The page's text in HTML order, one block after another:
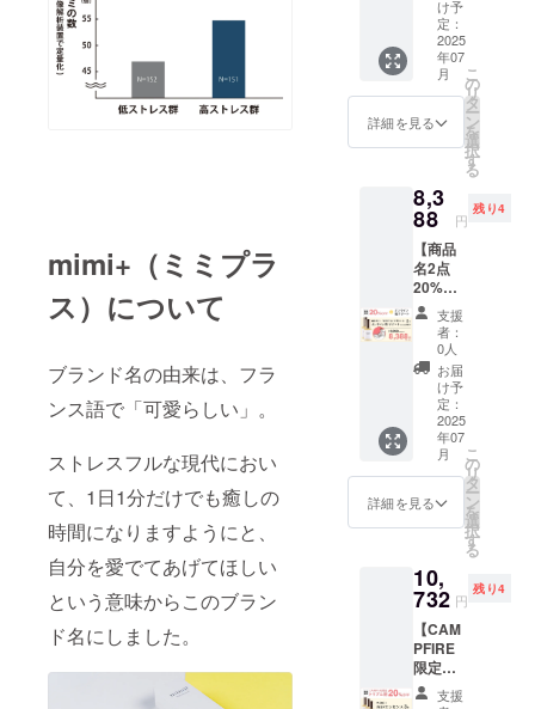
mimi+（ミミプラ
ス）について
ブランド名の由来は、フラ
ンス語で「可愛らしい」。
ストレスフルな現代におい
て、1日1分だけでも癒しの
時間になりますようにと、
自分を愛でてあげてほしい
という意味からこのブラン
ド名にしました。
重ねて
肌が変
わった
けど、
どう
やって
スキン
の？ な
ど、ス
キンケ
ア、美
容につ
いてお
悩みが
ある方
向けの
プラン
です！
※ご支援
後～プ
ロジェ
クト終
に、個
別でブ
ナーと
スケ
ジュー
ルの調
整をし
ていた
だきま
本品2
費税、
送料込
み
け予
定：
2025
年07
月
詳細を見る
こ
の
リ
タ
ー
ン
を
選
択
す
る
8,3
88 円
残り4
【商品
名2点
20%OF
F＋オン
ライン
肌サ
ポート
（Zoom
、30
分）】
現在の
お悩み
や今お
持ちの
スキン
ケアに
て、美
容のプ
ロであ
るコス
メコン
シェル
ジュが
支援
者：
0人
お届
け予
定：
2025
年07
月
詳細を見る
こ
の
リ
タ
ー
ン
を
選
択
す
る
10,
732 円
残り4
【CAM
PFIRE
限定ト
リプル
支援